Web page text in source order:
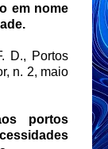
em nome
D., Portos
n. 2, maio
portos